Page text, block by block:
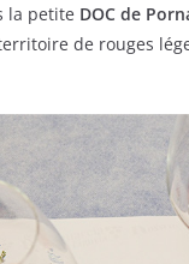
la petite DOC de
de rouges